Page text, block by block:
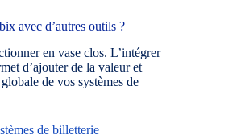
avec d’autres outils ?
en vase clos. L’intégrer
d’ajouter de la valeur et
de vos systèmes de
de billetterie